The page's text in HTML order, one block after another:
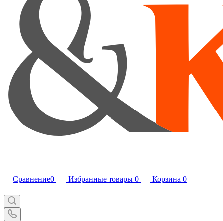
Сравнение0 Избранные товары 0 Корзина 0